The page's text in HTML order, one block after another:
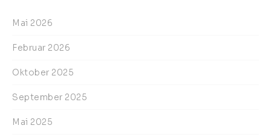
Mai 2026
Februar 2026
Oktober 2025
September 2025
Mai 2025